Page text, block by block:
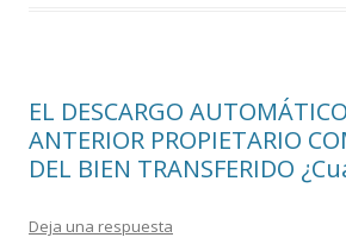
EL DESCARGO
ANTERIOR PROPIETARIO
DEL BIEN TRANSFERIDO
Deja una respuesta